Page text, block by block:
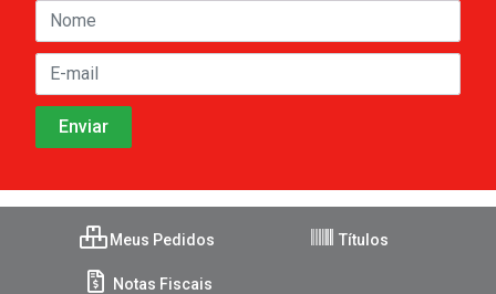
Meus Pedidos Títulos
Notas Fiscais